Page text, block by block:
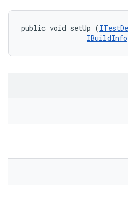
public void setUp (
IBuildInfo